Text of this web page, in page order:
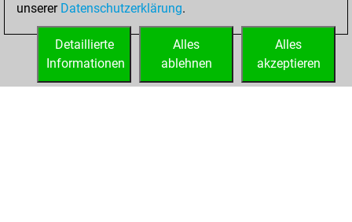
You created
your Fritz account
unserer Datenschutzerklärung.
Alles
akzeptieren
Alles
ablehnen
Detaillierte
Informationen